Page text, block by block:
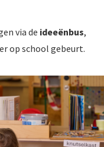
via de ideeënbus,
op school gebeurt.